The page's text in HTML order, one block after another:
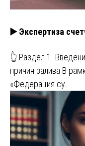
▶️ Экспертиза
👆 Раздел 1.
причин залива В
«Федерация су…